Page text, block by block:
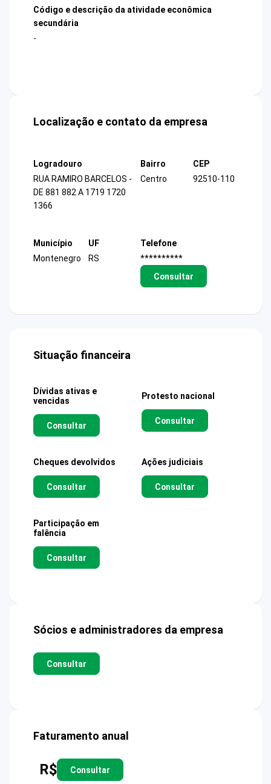
Código e descrição da atividade econômica
secundária
-
Localização e contato da empresa
Logradouro
RUA RAMIRO BARCELOS -
DE 881 882 A 1719 1720
1366
Bairro
Centro
CEP
92510-110
Município
Montenegro
UF
RS
Telefone
**********
Consultar
Situação financeira
Dívidas ativas e
vencidas
Consultar
Protesto nacional
Consultar
Cheques devolvidos
Consultar
Ações judiciais
Consultar
Participação em
falência
Consultar
Sócios e administradores da empresa
Consultar
Faturamento anual
R$ Consultar